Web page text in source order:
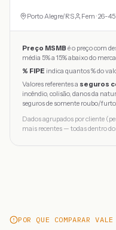
Porto Alegre/RS Fem · 26-45
Preço MSMB é o preço com
média 5% a 15% abaixo do
% FIPE indica quantos % do
Valores referentes a seguros
incêndio, colisão, danos da
seguros de somente roubo/furto.
Dados agrupados por cliente
mais recentes — todas dentro
POR QUE COMPARAR